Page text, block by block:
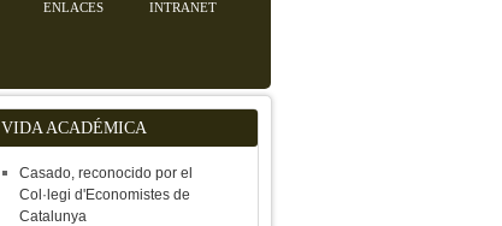
ENLACES INTRANET
VIDA ACADÉMICA
Casado, reconocido por el
Col·legi d'Economistes de
Catalunya